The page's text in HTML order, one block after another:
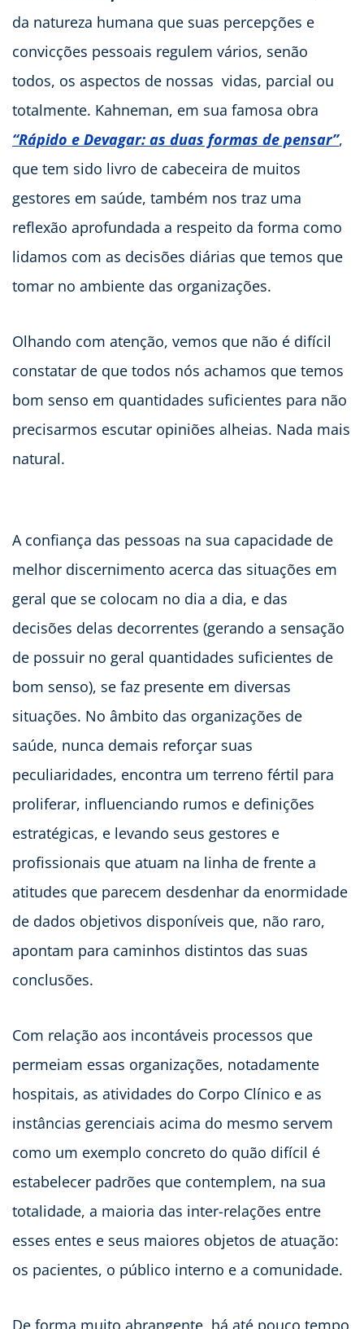
da natureza humana que suas percepções e
convicções pessoais regulem vários, senão
todos, os aspectos de nossas vidas, parcial ou
totalmente. Kahneman, em sua famosa obra
“Rápido e Devagar: as duas formas de pensar”,
que tem sido livro de cabeceira de muitos
gestores em saúde, também nos traz uma
reflexão aprofundada a respeito da forma como
lidamos com as decisões diárias que temos que
tomar no ambiente das organizações.
Olhando com atenção, vemos que não é difícil
constatar de que todos nós achamos que temos
bom senso em quantidades suficientes para não
precisarmos escutar opiniões alheias. Nada mais
natural.
A confiança das pessoas na sua capacidade de
melhor discernimento acerca das situações em
geral que se colocam no dia a dia, e das
decisões delas decorrentes (gerando a sensação
de possuir no geral quantidades suficientes de
bom senso), se faz presente em diversas
situações. No âmbito das organizações de
saúde, nunca demais reforçar suas
peculiaridades, encontra um terreno fértil para
proliferar, influenciando rumos e definições
estratégicas, e levando seus gestores e
profissionais que atuam na linha de frente a
atitudes que parecem desdenhar da enormidade
de dados objetivos disponíveis que, não raro,
apontam para caminhos distintos das suas
conclusões.
Com relação aos incontáveis processos que
permeiam essas organizações, notadamente
hospitais, as atividades do Corpo Clínico e as
instâncias gerenciais acima do mesmo servem
como um exemplo concreto do quão difícil é
estabelecer padrões que contemplem, na sua
totalidade, a maioria das inter-relações entre
esses entes e seus maiores objetos de atuação:
os pacientes, o público interno e a comunidade.